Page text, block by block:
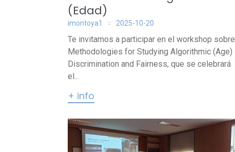
(Edad)
imontoya1 2025-10-20
Te invitamos a participar en el workshop sobre
Methodologies for Studying Algorithmic (Age)
Discrimination and Fairness, que se celebrará
el...
+ info